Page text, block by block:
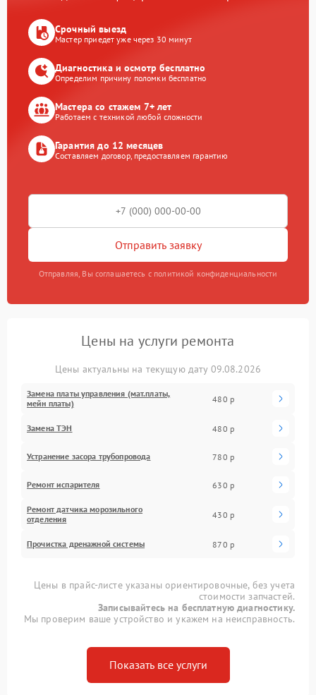
Срочный выезд
Мастер приедет уже через 30 минут
Диагностика и осмотр бесплатно
Определим причину поломки бесплатно
Мастера со стажем 7+ лет
Работаем с техникой любой сложности
Гарантия до 12 месяцев
Составляем договор, предоставляем гарантию
Отправить заявку
Отправляя, Вы соглашаетесь с политикой конфиденциальности
Цены на услуги ремонта
Цены актуальны на текущую дату 09.08.2026
Замена платы управления (мат.платы,
мейн платы)
480 р
Замена ТЭН 480 р
Устранение засора трубопровода 780 р
Ремонт испарителя 630 р
Ремонт датчика морозильного
отделения
430 р
Прочистка дренажной системы 870 р
Цены в прайс-листе указаны ориентировочные, без учета
стоимости запчастей.
Записывайтесь на бесплатную диагностику.
Мы проверим ваше устройство и укажем на неисправность.
Показать все услуги